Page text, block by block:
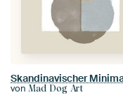
von Mad Dog Art